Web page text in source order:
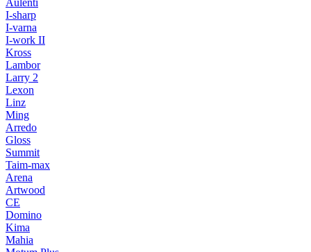
Aulenti
I-sharp
I-varna
I-work II
Kross
Lambor
Larry 2
Lexon
Linz
Ming
Arredo
Gloss
Summit
Taim-max
Arena
Artwood
CE
Domino
Kima
Mahia